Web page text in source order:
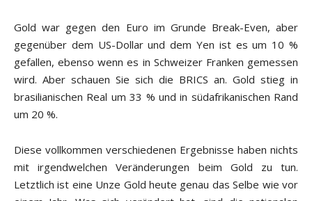
Gold war gegen den Euro im Grunde Break-Even, aber
gegenüber dem US-Dollar und dem Yen ist es um 10 %
gefallen, ebenso wenn es in Schweizer Franken gemessen
wird. Aber schauen Sie sich die BRICS an. Gold stieg in
brasilianischen Real um 33 % und in südafrikanischen Rand
um 20 %.
Diese vollkommen verschiedenen Ergebnisse haben nichts
mit irgendwelchen Veränderungen beim Gold zu tun.
Letztlich ist eine Unze Gold heute genau das Selbe wie vor